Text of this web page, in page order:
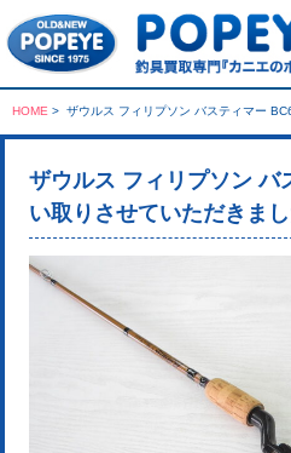
HOME > ザウルス フィリプソン バスティマー
ザウルス フィリプソン バ
い取りさせていただきまし